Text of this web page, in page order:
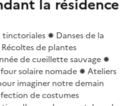
la résidence
✹ Danses de la
de plantes
de cueillette sauvage ✹
solaire nomade ✹ Ateliers
imaginer notre demain
de costumes